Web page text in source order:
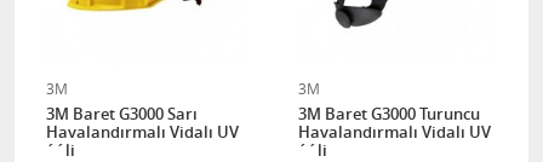
3M
3M Baret G3000 Sarı
Havalandırmalı Vidalı UV
´´li
3M
3M Baret G3000 Turuncu
Havalandırmalı Vidalı UV
´´li